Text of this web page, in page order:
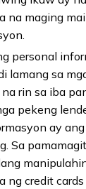
na maging
personal
lamang sa
rin sa iba
pekeng
ay
Sa
ng credit